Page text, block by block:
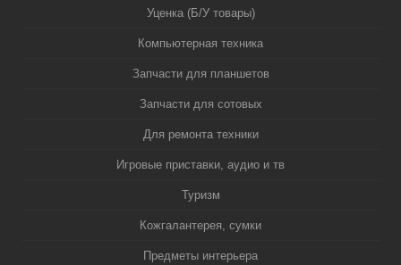
Уценка (Б/У товары)
Компьютерная техника
Запчасти для планшетов
Запчасти для сотовых
Для ремонта техники
Игровые приставки, аудио и тв
Туризм
Кожгалантерея, сумки
Предметы интерьера